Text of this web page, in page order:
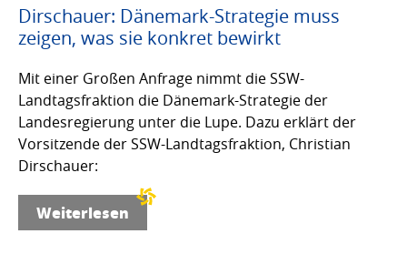
Dirschauer: Dänemark-Strategie muss
zeigen, was sie konkret bewirkt
Mit einer Großen Anfrage nimmt die SSW-
Landtagsfraktion die Dänemark-Strategie der
Landesregierung unter die Lupe. Dazu erklärt der
Vorsitzende der SSW-Landtagsfraktion, Christian
Dirschauer:
Weiterlesen